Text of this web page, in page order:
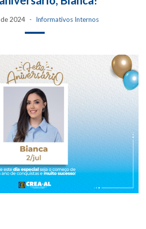
2024 Informativos Internos